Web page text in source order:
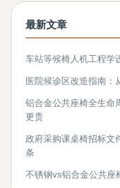
最新文章
车站等候椅人机工程学
医院候诊区改造指南：
铝合金公共座椅全生命
更贵
政府采购课桌椅招标文
条
不锈钢vs铝合金公共座